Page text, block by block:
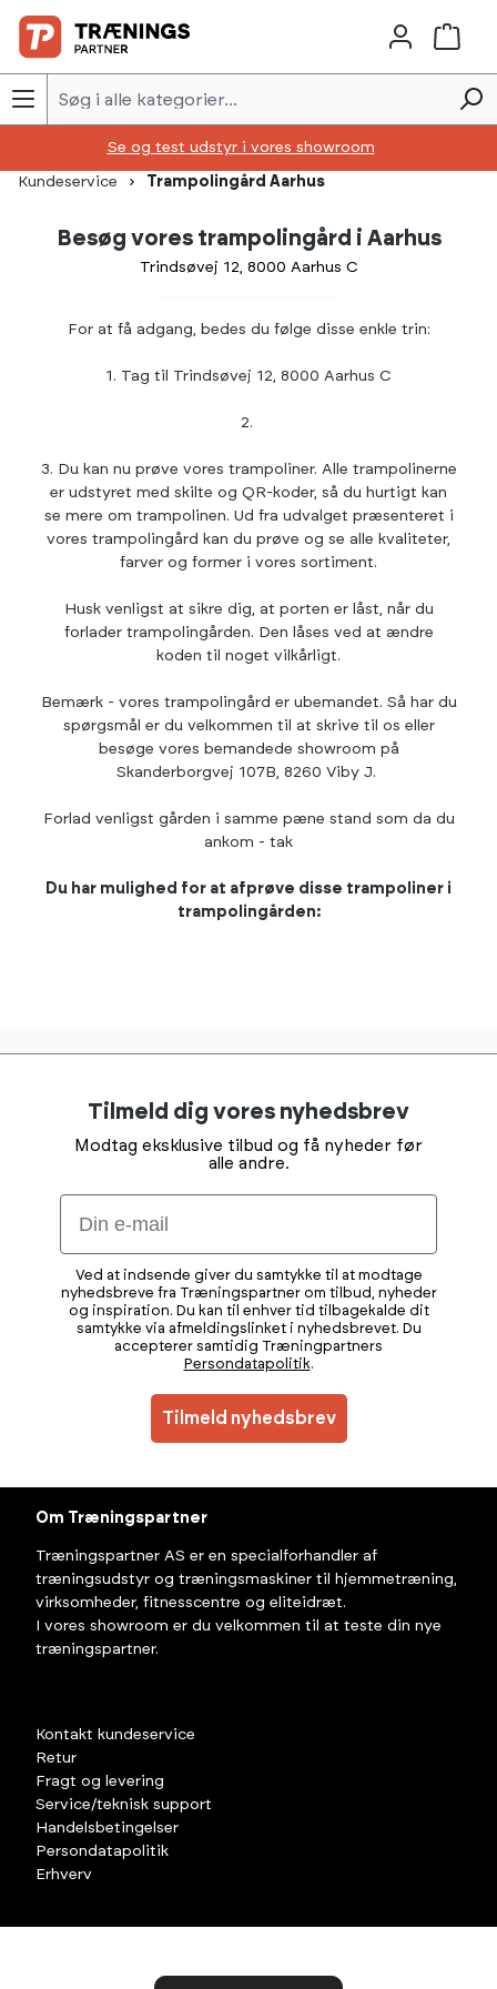
Skip to main content
Se og test udstyr i vores showroom
Kundeservice Trampolingård Aarhus
Besøg vores trampolingård i Aarhus
Trindsøvej 12, 8000 Aarhus C
For at få adgang, bedes du følge disse enkle trin:
1. Tag til Trindsøvej 12, 8000 Aarhus C
2.
3. Du kan nu prøve vores trampoliner. Alle trampolinerne
er udstyret med skilte og QR-koder, så du hurtigt kan
se mere om trampolinen. Ud fra udvalget præsenteret i
vores trampolingård kan du prøve og se alle kvaliteter,
farver og former i vores sortiment.
Husk venligst at sikre dig, at porten er låst, når du
forlader trampolingården. Den låses ved at ændre
koden til noget vilkårligt.
Bemærk - vores trampolingård er ubemandet. Så har du
spørgsmål er du velkommen til at skrive til os eller
besøge vores bemandede showroom på
Skanderborgvej 107B, 8260 Viby J.
Forlad venligst gården i samme pæne stand som da du
ankom - tak
Du har mulighed for at afprøve disse trampoliner i
trampolingården:
Tilmeld dig vores nyhedsbrev
Modtag eksklusive tilbud og få nyheder før
alle andre.
Email
Ved at indsende giver du samtykke til at modtage
nyhedsbreve fra Træningspartner om tilbud, nyheder
og inspiration. Du kan til enhver tid tilbagekalde dit
samtykke via afmeldingslinket i nyhedsbrevet. Du
accepterer samtidig Træningpartners
Persondatapolitik.
Tilmeld nyhedsbrev
Om Træningspartner
Træningspartner AS er en specialforhandler af
træningsudstyr og træningsmaskiner til hjemmetræning,
virksomheder, fitnesscentre og eliteidræt.
I vores showroom er du velkommen til at teste din nye
træningspartner.
Kontakt kundeservice
Retur
Fragt og levering
Service/teknisk support
Handelsbetingelser
Persondatapolitik
Erhverv